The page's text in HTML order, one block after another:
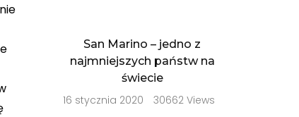
San Marino – jedno z
najmniejszych państw na
świecie
16 stycznia 2020 30662 Views